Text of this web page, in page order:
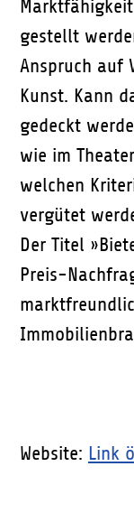
gestellt
Anspruch auf
Kunst. Kann
gedeckt
wie im
welchen
vergütet
Der Titel
Preis-
Website: Link